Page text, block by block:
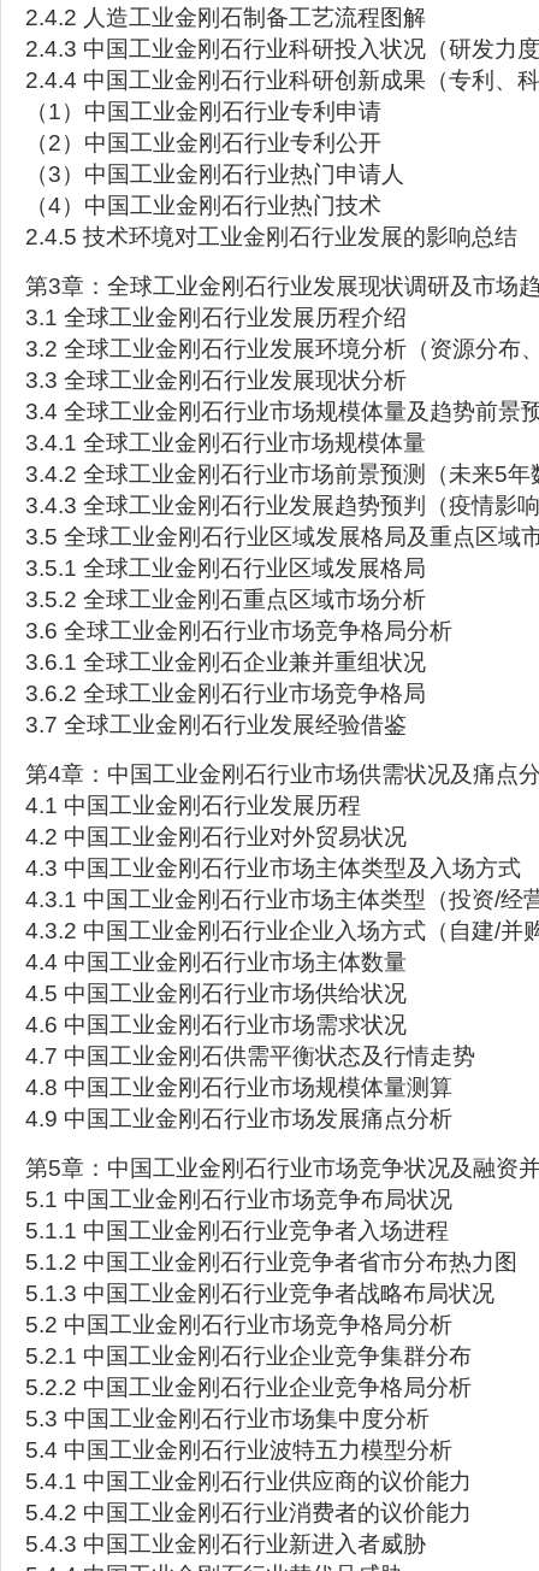
2.4.2 人造工业金刚石制备工艺流程图解
2.4.3 中国工业金刚石行业科研投入状况（研发力
2.4.4 中国工业金刚石行业科研创新成果（专利、
（1）中国工业金刚石行业专利申请
（2）中国工业金刚石行业专利公开
（3）中国工业金刚石行业热门申请人
（4）中国工业金刚石行业热门技术
2.4.5 技术环境对工业金刚石行业发展的影响总结
第3章：全球工业金刚石行业发展现状调研及市场
3.1 全球工业金刚石行业发展历程介绍
3.2 全球工业金刚石行业发展环境分析（资源分布
3.3 全球工业金刚石行业发展现状分析
3.4 全球工业金刚石行业市场规模体量及趋势前景
3.4.1 全球工业金刚石行业市场规模体量
3.4.2 全球工业金刚石行业市场前景预测（未来5年
3.4.3 全球工业金刚石行业发展趋势预判（疫情影
3.5 全球工业金刚石行业区域发展格局及重点区域
3.5.1 全球工业金刚石行业区域发展格局
3.5.2 全球工业金刚石重点区域市场分析
3.6 全球工业金刚石行业市场竞争格局分析
3.6.1 全球工业金刚石企业兼并重组状况
3.6.2 全球工业金刚石行业市场竞争格局
3.7 全球工业金刚石行业发展经验借鉴
第4章：中国工业金刚石行业市场供需状况及痛点
4.1 中国工业金刚石行业发展历程
4.2 中国工业金刚石行业对外贸易状况
4.3 中国工业金刚石行业市场主体类型及入场方式
4.3.1 中国工业金刚石行业市场主体类型（投资/经
4.3.2 中国工业金刚石行业企业入场方式（自建/并
4.4 中国工业金刚石行业市场主体数量
4.5 中国工业金刚石行业市场供给状况
4.6 中国工业金刚石行业市场需求状况
4.7 中国工业金刚石供需平衡状态及行情走势
4.8 中国工业金刚石行业市场规模体量测算
4.9 中国工业金刚石行业市场发展痛点分析
第5章：中国工业金刚石行业市场竞争状况及融资
5.1 中国工业金刚石行业市场竞争布局状况
5.1.1 中国工业金刚石行业竞争者入场进程
5.1.2 中国工业金刚石行业竞争者省市分布热力图
5.1.3 中国工业金刚石行业竞争者战略布局状况
5.2 中国工业金刚石行业市场竞争格局分析
5.2.1 中国工业金刚石行业企业竞争集群分布
5.2.2 中国工业金刚石行业企业竞争格局分析
5.3 中国工业金刚石行业市场集中度分析
5.4 中国工业金刚石行业波特五力模型分析
5.4.1 中国工业金刚石行业供应商的议价能力
5.4.2 中国工业金刚石行业消费者的议价能力
5.4.3 中国工业金刚石行业新进入者威胁